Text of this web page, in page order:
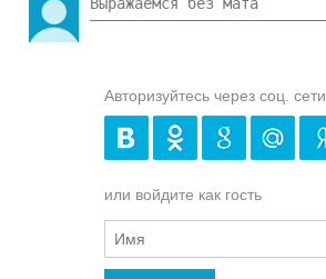
Авторизуйтесь через соц. сети
или войдите как гость